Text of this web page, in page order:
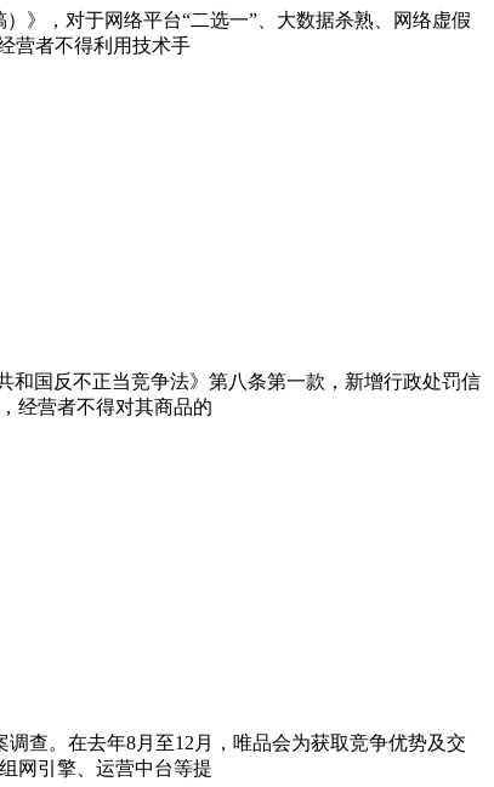
》，对于网络平台“二选一”、大数据杀熟、网络虚假
营者不得利用技术手
和国反不正当竞争法》第八条第一款，新增行政处罚信
经营者不得对其商品的
查。在去年8月至12月，唯品会为获取竞争优势及交
网引擎、运营中台等提